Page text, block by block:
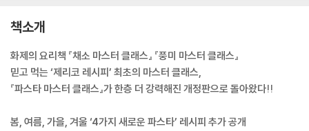
책소개
화제의 요리책 『채소 마스터 클래스』 『풍미 마스터 클래스』
믿고 먹는 ‘제리코 레시피’ 최초의 마스터 클래스,
『파스타 마스터 클래스』가 한층 더 강력해진 개정판으로 돌아왔다!!
봄, 여름, 가을, 겨울 ‘4가지 새로운 파스타’ 레시피 추가 공개